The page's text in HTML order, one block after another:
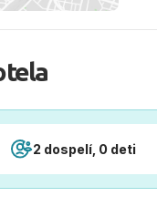
2 dospelí, 0 deti